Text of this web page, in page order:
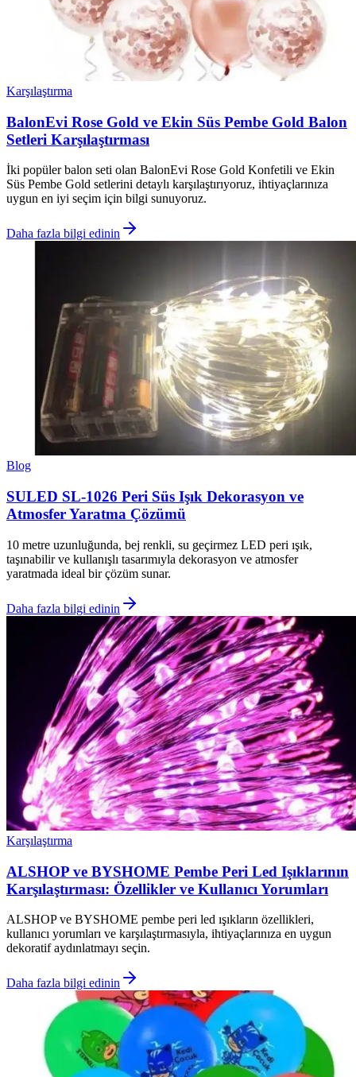
Karşılaştırma
BalonEvi Rose Gold ve Ekin Süs Pembe Gold Balon
Setleri Karşılaştırması
İki popüler balon seti olan BalonEvi Rose Gold Konfetili ve Ekin
Süs Pembe Gold setlerini detaylı karşılaştırıyoruz, ihtiyaçlarınıza
uygun en iyi seçim için bilgi sunuyoruz.
Daha fazla bilgi edinin
Blog
SULED SL-1026 Peri Süs Işık Dekorasyon ve
Atmosfer Yaratma Çözümü
10 metre uzunluğunda, bej renkli, su geçirmez LED peri ışık,
taşınabilir ve kullanışlı tasarımıyla dekorasyon ve atmosfer
yaratmada ideal bir çözüm sunar.
Daha fazla bilgi edinin
Karşılaştırma
ALSHOP ve BYSHOME Pembe Peri Led Işıklarının
Karşılaştırması: Özellikler ve Kullanıcı Yorumları
ALSHOP ve BYSHOME pembe peri led ışıkların özellikleri,
kullanıcı yorumları ve karşılaştırmasıyla, ihtiyaçlarınıza en uygun
dekoratif aydınlatmayı seçin.
Daha fazla bilgi edinin